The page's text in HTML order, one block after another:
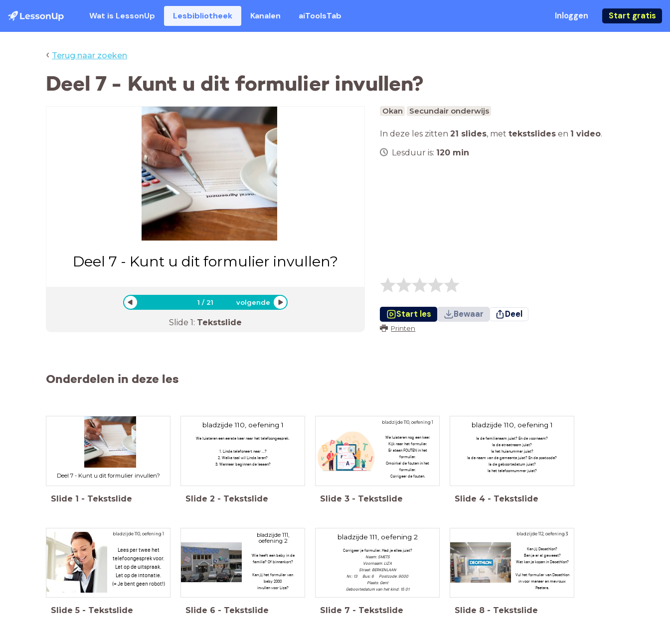
Wat is LessonUp Lesbibliotheek Kanalen aiToolsTab Inloggen Start gratis
‹ Terug naar zoeken
Deel 7 - Kunt u dit formulier invullen?
Deel 7 - Kunt u dit formulier invullen?
1 /21 volgende
Slide 1: Tekstslide
Okan Secundair onderwijs
In deze les zitten 21 slides, met tekstslides en 1 video.
Lesduur is: 120 min
Start les Bewaar Deel
Printen
Onderdelen in deze les
Deel 7 - Kunt u dit formulier invullen?
Slide 1 - Tekstslide
bladzijde 110, oefening 1
We luisteren een eerste keer naar het telefoongesprek.
1. Linda telefoneert naar ...?
2. Welke taal wil Linda leren?
3. Wanneer beginnen de lessen?
Slide 2 - Tekstslide
bladzijde 110, oefening 1
We luisteren nog een keer.
Kijk naar het formulier.
Er staan FOUTEN in het
formulier.
Omcirkel de fouten in het
formulier.
Corrigeer de fouten.
Slide 3 - Tekstslide
bladzijde 110, oefening 1
Is de familienaam juist? En de voornaam?
Is de straatnaam juist?
Is het huisnummer juist?
Is de naam van de gemeente juist? En de postcode?
Is de geboortedatum juist?
Is het telefoonnummer juist?
Slide 4 - Tekstslide
bladzijde 110, oefening 1
Lees per twee het
telefoongesprek voor.
Let op de uitspraak.
Let op de intonatie.
(= Je bent geen robot!)
Slide 5 - Tekstslide
bladzijde 111,
oefening 2
Wie heeft een baby in de
familie? Of binnenkort?
Kan jij het formulier van
baby 2000
invullen voor Liza?
Slide 6 - Tekstslide
bladzijde 111, oefening 2
Corrigeer je formulier. Had je alles juist?
Naam: SMETS
Voornaam: LIZA
Straat: BERKENLAAN
Nr.: 13 Bus: 6 Postcode: 9000
Plaats: Gent
Geboortedatum van het kind: 15 01
Slide 7 - Tekstslide
bladzijde 112, oefening 3
Ken jij Decathlon?
Ben je er al geweest?
Wat kan je kopen in Decathlon?
Vul het formulier van Decathlon
in voor meneer en mevrouw
Peeters.
Slide 8 - Tekstslide